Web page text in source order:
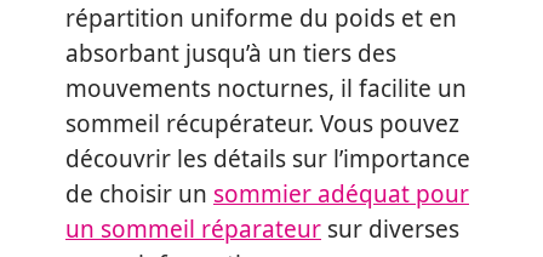
répartition uniforme du poids et en
absorbant jusqu’à un tiers des
mouvements nocturnes, il facilite un
sommeil récupérateur. Vous pouvez
découvrir les détails sur l’importance
de choisir un sommier adéquat pour
un sommeil réparateur sur diverses